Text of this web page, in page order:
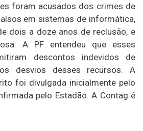
foram acusados dos crimes de
em sistemas de informática,
dois a doze anos de reclusão, e
A PF entendeu que esses
descontos indevidos de
desvios desses recursos. A
foi divulgada inicialmente pelo
pelo Estadão. A Contag é